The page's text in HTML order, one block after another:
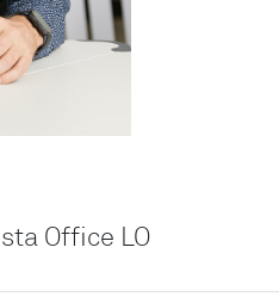
Office LO